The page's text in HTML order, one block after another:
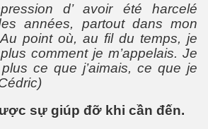
d’ avoir été harcelé
années, partout dans mon
point où, au fil du temps, je
comment je m’appelais. Je
ce que j’aimais, ce que je
sự giúp đỡ khi cần đến.